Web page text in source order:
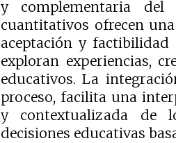
y complementaria del
cuantitativos ofrecen
aceptación y
exploran experiencias,
educativos. La
proceso, facilita una
y contextualizada de
decisiones educativas